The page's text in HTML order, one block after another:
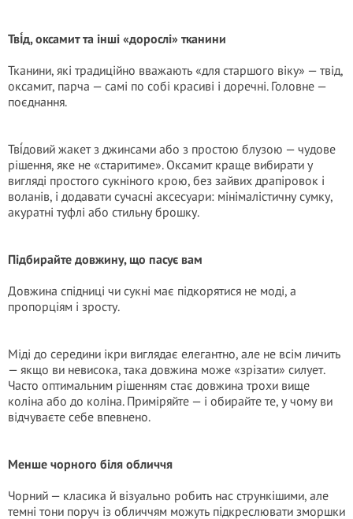
Тві́д, оксамит та інші «дорослі» тканини
Тканини, які традиційно вважають «для старшого віку» — твід,
оксамит, парча — самі по собі красиві і доречні. Головне —
поєднання.
Тві́довий жакет з джинсами або з простою блузою — чудове
рішення, яке не «старитиме». Оксамит краще вибирати у
вигляді простого сукніного крою, без зайвих драпіровок і
воланів, і додавати сучасні аксесуари: мінімалістичну сумку,
акуратні туфлі або стильну брошку.
Підбирайте довжину, що пасує вам
Довжина спідниці чи сукні має підкорятися не моді, а
пропорціям і зросту.
Міді до середини ікри виглядає елегантно, але не всім личить
— якщо ви невисока, така довжина може «зрізати» силует.
Часто оптимальним рішенням стає довжина трохи вище
коліна або до коліна. Приміряйте — і обирайте те, у чому ви
відчуваєте себе впевнено.
Менше чорного біля обличчя
Чорний — класика й візуально робить нас стрункішими, але
темні тони поруч із обличчям можуть підкреслювати зморшки